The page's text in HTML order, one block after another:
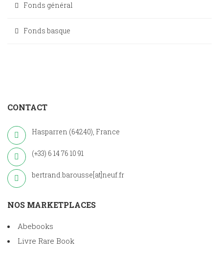
Fonds général
Fonds basque
CONTACT
Hasparren (64240), France
(+33) 6 14 76 10 91
bertrand.barousse[at]neuf.fr
NOS MARKETPLACES
Abebooks
Livre Rare Book